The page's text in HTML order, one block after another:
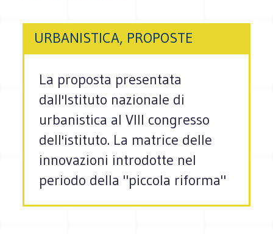
URBANISTICA, PROPOSTE
La proposta presentata
dall'Istituto nazionale di
urbanistica al VIII congresso
dell'istituto. La matrice delle
innovazioni introdotte nel
periodo della "piccola riforma"